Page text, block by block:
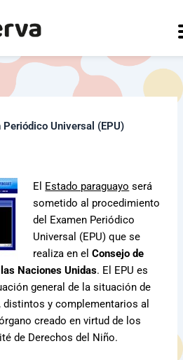
Periódico Universal (EPU)
El Estado paraguayo será
sometido al procedimiento
del Examen Periódico
Universal (EPU) que se
realiza en elConsejo de
Naciones Unidas. El EPU es
general de la situación de
distintos y complementarios al
creado en virtud de los
de Derechos del Niño.